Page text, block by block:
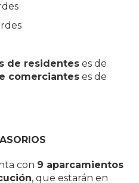
de residentes es de
comerciantes es de
con 9 aparcamientos
, que estarán en